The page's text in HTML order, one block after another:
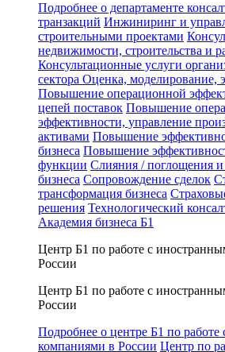
Подробнее о департаменте
транзакций Инжиниринг и
строительными проектами
недвижимости, строительства и
Консультационные услуги
сектора Оценка, моделирование,
Повышение операционной
цепей поставок Повышение
эффективности, управление
активами Повышение
бизнеса Повышение
функции Слияния / поглощения и
бизнеса Сопровождение сделок
трансформация бизнеса
решения Технологический
Академия бизнеса Б1
Центр Б1 по работе с
России
Центр Б1 по работе с
России
Подробнее о центре Б1 по
компаниями в России Центр по